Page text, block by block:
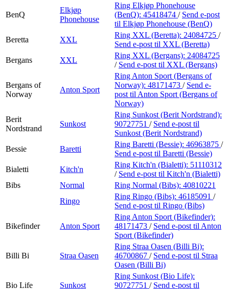
BenQ
Elkjøp
Phonehouse
Ring Elkjøp Phonehouse
(BenQ): 45418474 / Send e-post
til Elkjøp Phonehouse (BenQ)
Beretta
XXL
Ring XXL (Beretta): 24084725 /
Send e-post til XXL (Beretta)
Bergans
XXL
Ring XXL (Bergans): 24084725
/ Send e-post til XXL (Bergans)
Bergans of
Norway
Anton Sport
Ring Anton Sport (Bergans of
Norway): 48171473 / Send e-
post til Anton Sport (Bergans of
Norway)
Berit
Nordstrand
Sunkost
Ring Sunkost (Berit Nordstrand):
90727751 / Send e-post til
Sunkost (Berit Nordstrand)
Bessie
Baretti
Ring Baretti (Bessie): 46963875 /
Send e-post til Baretti (Bessie)
Bialetti
Kitch'n
Ring Kitch'n (Bialetti): 51110312
/ Send e-post til Kitch'n (Bialetti)
Bibs
Normal Ring Normal (Bibs): 40810221
Ringo
Ring Ringo (Bibs): 46185091 /
Send e-post til Ringo (Bibs)
Bikefinder Anton Sport
Ring Anton Sport (Bikefinder):
48171473 / Send e-post til Anton
Sport (Bikefinder)
Billi Bi Straa Oasen
Ring Straa Oasen (Billi Bi):
46700867 / Send e-post til Straa
Oasen (Billi Bi)
Bio Life Sunkost
Ring Sunkost (Bio Life):
90727751 / Send e-post til